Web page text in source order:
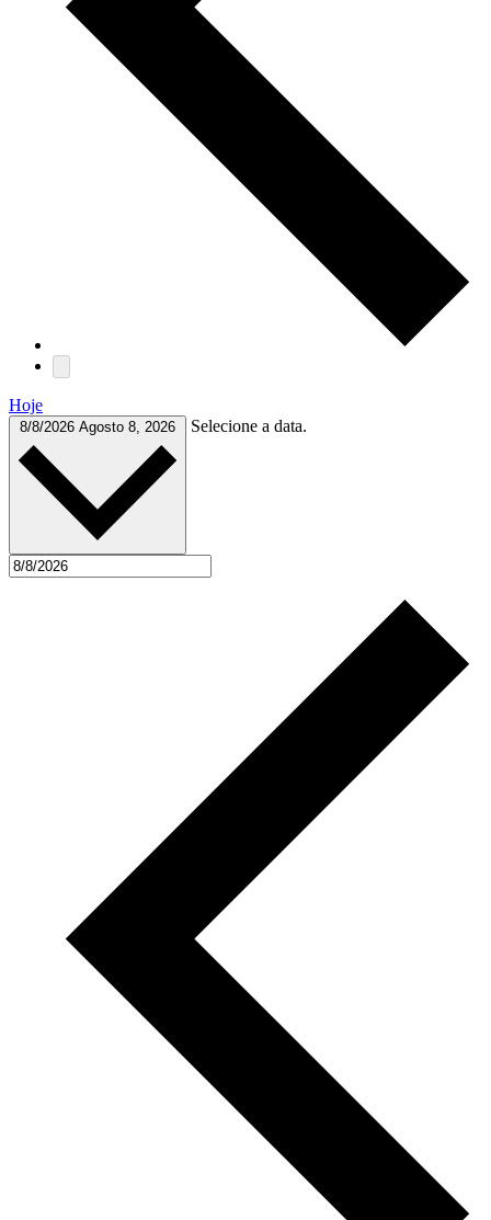
Hoje
8/8/2026 Agosto 8, 2026 Selecione a data.